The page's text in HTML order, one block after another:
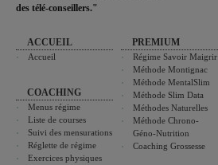
des télé-conseillers."
ACCUEIL
Accueil
COACHING
Menus régime
Liste de courses
Suivi des mensurations
Réglette de régime
Exercices physiques
PREMIUM
Régime Savoir Maigrir
Méthode Montignac
Méthode MentalSlim
Méthode Slim Data
Méthodes Naturelles
Méthode Chrono-
Géno-Nutrition
Coaching Grossesse